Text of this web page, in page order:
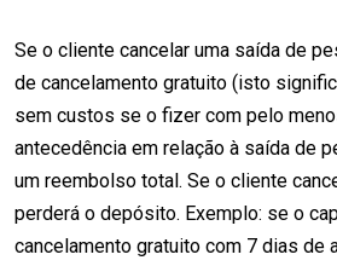
Se o cliente cancelar uma saída de
de cancelamento gratuito (isto
sem custos se o fizer com pelo
antecedência em relação à saída de
um reembolso total. Se o cliente
perderá o depósito. Exemplo: se o
cancelamento gratuito com 7 dias de